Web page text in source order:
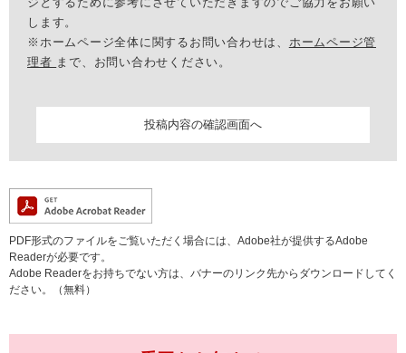
します。
※ホームページ全体に関するお問い合わせは、 ホームページ管
理者 まで、お問い合わせください。
PDF形式のファイルをご覧いただく場合には、Adobe社が提供するAdobe
Readerが必要です。
Adobe Readerをお持ちでない方は、バナーのリンク先からダウンロードしてく
ださい。（無料）